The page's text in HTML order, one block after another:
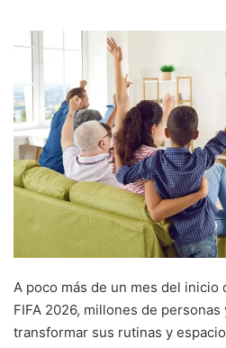
A poco más de un mes del inicio
FIFA 2026, millones de personas
transformar sus rutinas y